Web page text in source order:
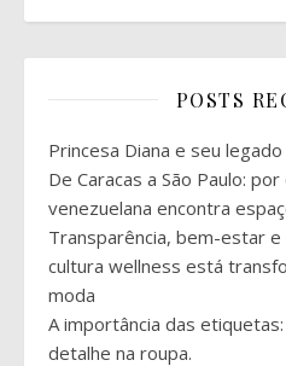
POSTS
Princesa Diana e seu
De Caracas a São Paulo:
venezuelana encontra
Transparência, bem-estar e
cultura wellness está
moda
A importância das
detalhe na roupa.